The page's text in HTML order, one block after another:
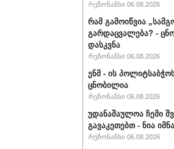
რეზონანსი 06.08.2026
რამ გამოიწვია
გარდაცვალება? -
დასკვნა
რეზონანსი 06.08.2026
ენმ - ის
ცნობილია
რეზონანსი 06.08.2026
უდანაშაულოა ჩემი
გავაკეთებთ - ნია
რეზონანსი 06.08.2026